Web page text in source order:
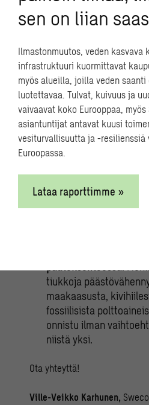
mahdollista saada
reaktoria
ensimmäiset SMR-
alkupuoliskolla.
Ydinvoima kiinnostaa
Venäjän hyökkäys
monen valtion
energiantuotantoaan.
on päätetty rakentaa
jotka ripotellaan
teollisuusalueiden
tiukkoja
maakaasusta,
fossiilisista
onnistu ilman
niistä yksi.
Ota yhteyttä!
Ville-Veikko Karhunen,
sen on liian
Ilmastonmuutos, veden kasvava
infrastruktuuri kuormittavat
myös alueilla, joilla veden
luotettavaa. Tulvat, kuivuus ja
vaivaavat koko Eurooppaa, myös
asiantuntijat antavat kuusi
vesiturvallisuutta ja -resilienssiä
Euroopassa.
Lataa raporttimme »